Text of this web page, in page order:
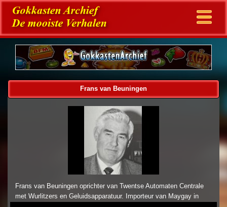
Frans van Beuningen
Frans van Beuningen oprichter van Twentse Automaten Centrale
met Wurlitzers en Geluidsapparatuur. Importeur van Maygay in